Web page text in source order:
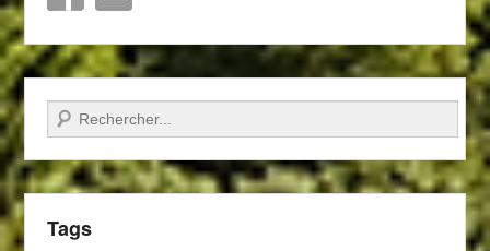
Recherche
Tags